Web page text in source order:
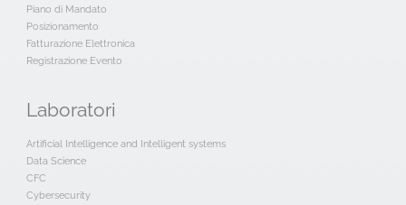
Piano di Mandato
Posizionamento
Fatturazione Elettronica
Registrazione Evento
Laboratori
Artificial Intelligence and Intelligent systems
Data Science
CFC
Cybersecurity